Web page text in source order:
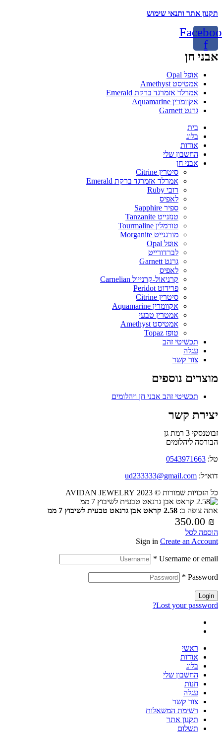
תקנון אתר ותנאי שימוש
f
אבני חן
Menu
אופל Opal
אמטיסט Amethyst
אמרלד אזמרגד ברקת Emerald
אקוומרין Aquamarine
גרנט Garnett
Menu
בית
בלוג
אודות
החשבון שלי
אבני חן
סיטרין Citrine
אמרלד אזמרגד ברקת Emerald
רובי Ruby
לאפיס
ספיר Sapphire
טנזנייט Tanzanite
טורמלין Tourmaline
מורגנייט Morganite
אופל Opal
לברדורייט
גרנט Garnett
לאפיס
קרניאול-קרנייול Carnelian
פרידוט Peridot
סיטרין Citrine
אקוומרין Aquamarine
אמטרין טבעי
אמטיסט Amethyst
טופז Topaz
תכשיטי זהב
עגלה
צור קשר
מוצרים נוספים
Menu
תכשיטי זהב אבני חן ויהלומים
Menu
יצירת קשר
זבוטנסקי 3 רמת גן
הבורסה ליהלומים
טל: 0543971663
דוא״ל: ud233333@gmail.com
כל הזכויות שמורות © 2023 AVIDAN JEWELRY
אתה צופה ב: 2.58 קראט אבן גרנאט טבעית לשיבוץ 7 ממ
350.00 ₪
הוספה לסל
Sign in Create an Account
Username or email
*
Password
*
Login
Lost your password?
ראשי
אודות
בלוג
החשבון שלי
חנות
עגלה
צור קשר
רשימת המשאלות
תקנון אתר
תשלום